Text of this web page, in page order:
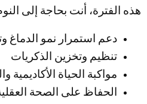
هذه الفترة، أنت بحاجة إلى
دعم استمرار نمو الدماغ
تنظيم وتخزين الذكريات
مواكبة الحياة الأكاديمية
الحفاظ على الصحة